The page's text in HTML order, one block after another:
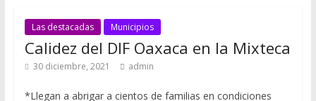
Las destacadas Municipios
Calidez del DIF Oaxaca en la Mixteca
30 diciembre, 2021 admin
*Llegan a abrigar a cientos de familias en condiciones